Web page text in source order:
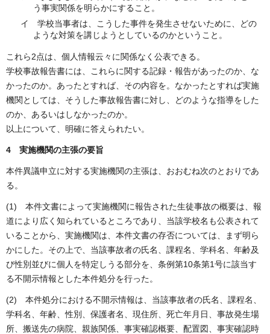
う事実関係を明らかにすること。
イ 学校当事者は、こうした事件を発生させないために、どの
ような対策を講じようとしているのかということ。
これら2点は、個人情報云々に関係なく公表できる。
学校事故報告書には、これらに関する記録・報告があったのか、な
かったのか。あったとすれば、その内容を。なかったとすれば実施
機関としては、そうした事故報告書に対し、どのような指導をした
のか、あるいはしなかったのか。
以上について、明確に答えられたい。
4 実施機関の主張の要旨
本件異議申立に対する実施機関の主張は、おおむね次のとおりであ
る。
(1) 本件文書によって実施機関に報告された生徒事故の概要は、報
道により広く知られているところであり、当該学校名も公表されて
いることから、実施機関は、本件文書の存否については、まず明ら
かにした。その上で、当該事故者の氏名、課程名、学科名、年齢及
び性別並びに個人を特定しうる部分を、条例第10条第1号に該当す
る不開示情報とした本件処分を行った。
(2) 本件処分における不開示情報は、当該事故者の氏名、課程名、
学科名、年齢、性別、保護者名、現住所、死亡年月日、事故発生場
所、搬送先の病院、親族関係、事実確認概要、配置図、事実確認時